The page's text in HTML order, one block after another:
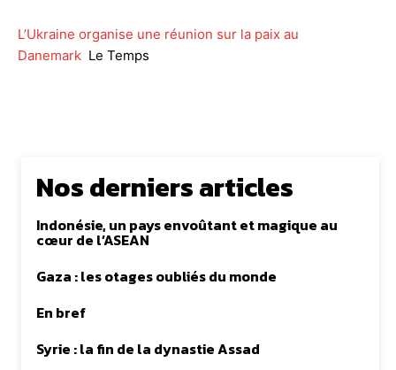
L’Ukraine organise une réunion sur la paix au
Danemark Le Temps
Nos derniers articles
Indonésie, un pays envoûtant et magique au
cœur de l’ASEAN
Gaza : les otages oubliés du monde
En bref
Syrie : la fin de la dynastie Assad